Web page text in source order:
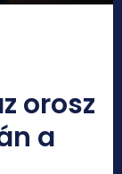
orosz
a